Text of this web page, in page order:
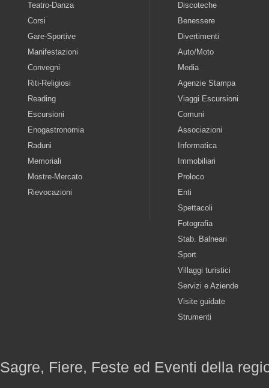
Teatro-Danza
Corsi
Gare-Sportive
Manifestazioni
Convegni
Riti-Religiosi
Reading
Escursioni
Enogastronomia
Raduni
Memoriali
Mostre-Mercato
Rievocazioni
Discoteche
Benessere
Divertimenti
Auto/Moto
Media
Agenzie Stampa
Viaggi Escursioni
Comuni
Associazioni
Informatica
Immobiliari
Proloco
Enti
Spettacoli
Fotografia
Stab. Balneari
Sport
Villaggi turistici
Servizi e Aziende
Visite guidate
Strumenti
Sagre, Fiere, Feste ed Eventi della